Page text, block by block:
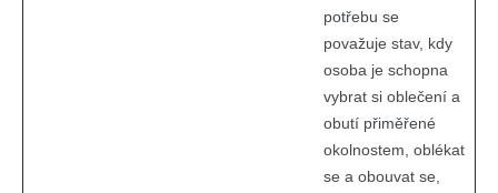
potřebu se
považuje stav, kdy
osoba je schopna
vybrat si oblečení a
obutí přiměřené
okolnostem, oblékat
se a obouvat se,